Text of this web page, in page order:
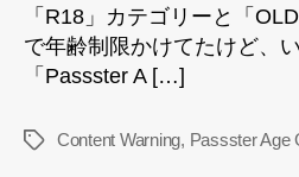
「R18」カテゴリーと「
で年齢制限かけてたけど、
「Passster A […]
タ
Content Warning, Passster Age